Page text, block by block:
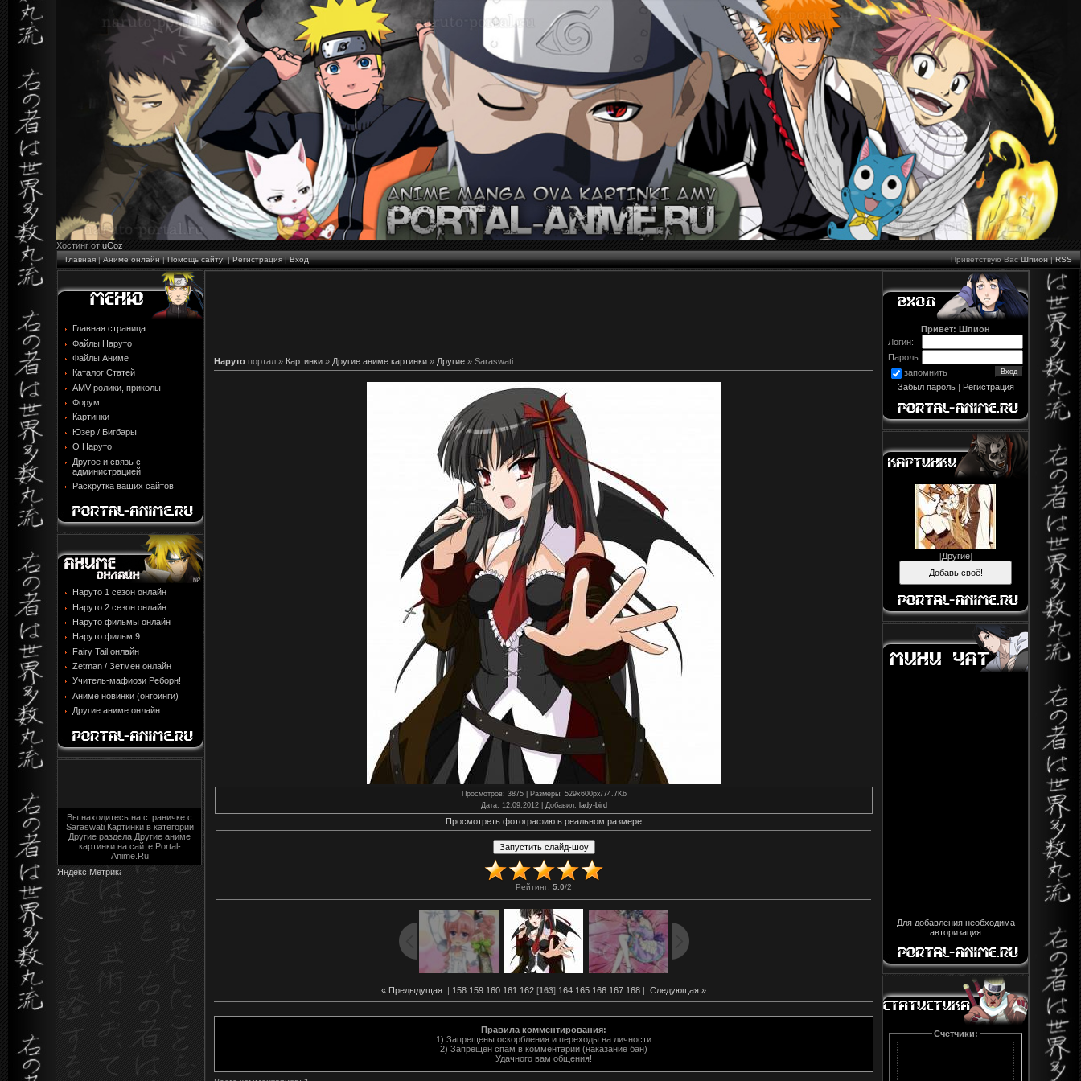
Хостинг от uCoz
Главная|Аниме онлайн|Помощь сайту!|Регистрация|Вход Приветствую Вас Шпион|RSS
Главная страница
Файлы Наруто
Файлы Аниме
Каталог Статей
AMV ролики, приколы
Форум
Картинки
Юзер / Бигбары
О Наруто
Другое и связь с
администрацией
Раскрутка ваших сайтов
Наруто 1 сезон онлайн
Наруто 2 сезон онлайн
Наруто фильмы онлайн
Наруто фильм 9
Fairy Tail онлайн
Zetman / Зетмен онлайн
Учитель-мафиози Реборн!
Аниме новинки (онгоинги)
Другие аниме онлайн
Вы находитесь на страничке с
Saraswati Картинки в категории
Другие раздела Другие аниме
картинки на сайте Portal-
Anime.Ru
Наруто портал » Картинки » Другие аниме картинки » Другие » Saraswati
Просмотров: 3875 | Размеры: 529x600px/74.7Kb
Дата: 12.09.2012 | Добавил: lady-bird
Просмотреть фотографию в реальном размере
Рейтинг: 5.0/2
« Предыдущая | 158 159 160 161 162 [163] 164 165 166 167 168 | Следующая »
Правила комментирования:
1) Запрещены оскорбления и переходы на личности
2) Запрещён спам в комментарии (наказание бан)
Удачного вам общения!
Привет: Шпион
Логин:
Пароль:
запомнить
Забыл пароль| Регистрация
[Другие]
Для добавления необходима
авторизация
Счетчики: